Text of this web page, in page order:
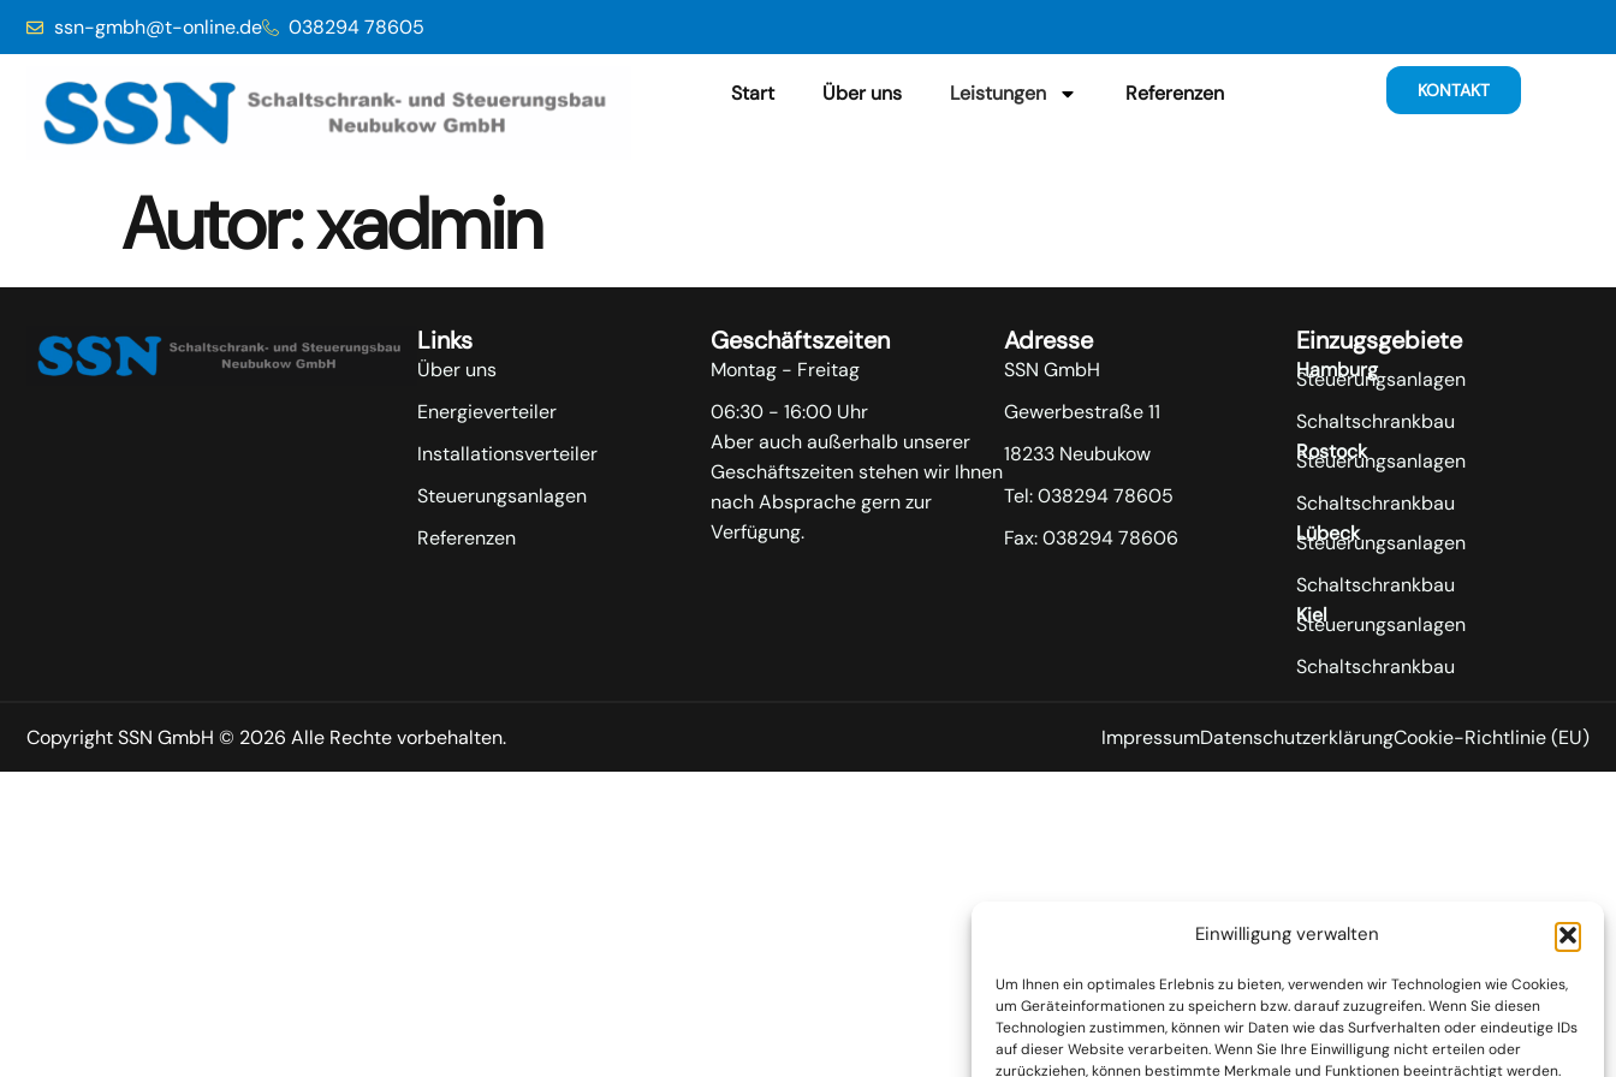
Einwilligung verwalten
Um Ihnen ein optimales Erlebnis zu bieten, verwenden wir Technologien wie Cookies,
um Geräteinformationen zu speichern bzw. darauf zuzugreifen. Wenn Sie diesen
Technologien zustimmen, können wir Daten wie das Surfverhalten oder eindeutige IDs
auf dieser Website verarbeiten. Wenn Sie Ihre Einwilligung nicht erteilen oder
zurückziehen, können bestimmte Merkmale und Funktionen beeinträchtigt werden.
ssn-gmbh@t-online.de 038294 78605
Start Über uns Leistungen Referenzen KONTAKT
Autor:xadmin
Links
Über uns
Energieverteiler
Installationsverteiler
Steuerungsanlagen
Referenzen
Geschäftszeiten
Montag - Freitag
06:30 - 16:00 Uhr
Aber auch außerhalb unserer
Geschäftszeiten stehen wir Ihnen
nach Absprache gern zur
Verfügung.
Adresse
SSN GmbH
Gewerbestraße 11
18233 Neubukow
Tel: 038294 78605
Fax: 038294 78606
Einzugsgebiete
Hamburg
Steuerungsanlagen
Schaltschrankbau
Rostock
Steuerungsanlagen
Schaltschrankbau
Lübeck
Steuerungsanlagen
Schaltschrankbau
Kiel
Steuerungsanlagen
Schaltschrankbau
Copyright SSN GmbH © 2026 Alle Rechte vorbehalten. ImpressumDatenschutzerklärungCookie-Richtlinie (EU)